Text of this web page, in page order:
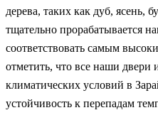
дерева, таких как дуб, ясень,
тщательно прорабатывается
соответствовать самым
отметить, что все наши двери
климатических условий в
устойчивость к перепадам